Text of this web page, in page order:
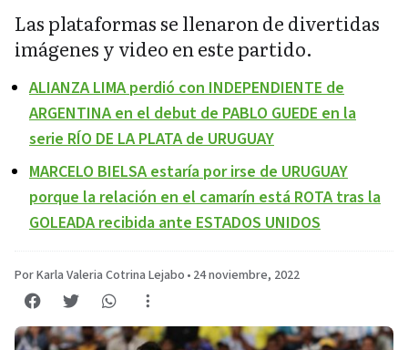
Las plataformas se llenaron de divertidas
imágenes y video en este partido.
ALIANZA LIMA perdió con INDEPENDIENTE de
ARGENTINA en el debut de PABLO GUEDE en la
serie RÍO DE LA PLATA de URUGUAY
MARCELO BIELSA estaría por irse de URUGUAY
porque la relación en el camarín está ROTA tras la
GOLEADA recibida ante ESTADOS UNIDOS
Por Karla Valeria Cotrina Lejabo • 24 noviembre, 2022